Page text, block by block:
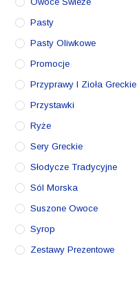
Pasty
Pasty Oliwkowe
Promocje
Przyprawy I Zioła Greckie
Przystawki
Ryże
Sery Greckie
Słodycze Tradycyjne
Sól Morska
Suszone Owoce
Syrop
Zestawy Prezentowe